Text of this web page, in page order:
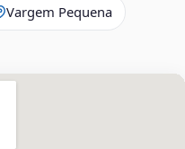
Vargem Pequena